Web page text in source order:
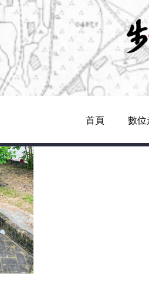
Navigation
首頁 數